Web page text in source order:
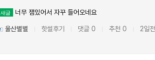
새글 너무 잼있어서 자꾸 들어오네요
울산별별 핫썰후기 댓글 0 추천 0 2일전